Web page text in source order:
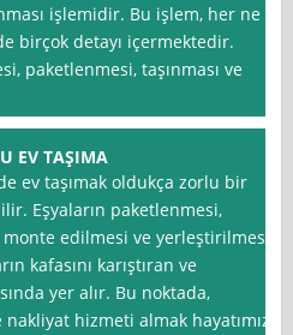
işlemidir. Bu işlem, her ne
birçok detayı içermektedir.
paketlenmesi, taşınması ve
EV TAŞIMA
ev taşımak oldukça zorlu bir
Eşyaların paketlenmesi,
monte edilmesi ve yerleştirilmesi
kafasını karıştıran ve
yer alır. Bu noktada,
hizmeti almak hayatımızı